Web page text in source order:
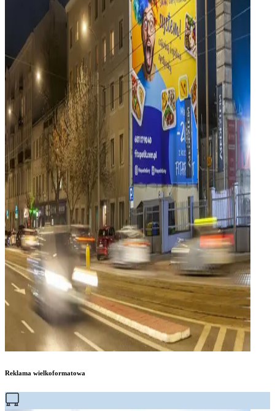
Reklama wielkoformatowa